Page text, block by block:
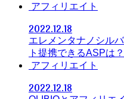
アフィリエイト
2022.12.18
エレメンタナノシル
ト提携できるASPは？
アフィリエイト
2022.12.18